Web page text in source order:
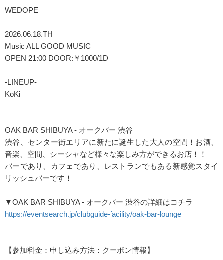
WEDOPE
2026.06.18.TH
Music ALL GOOD MUSIC
OPEN 21:00 DOOR:￥1000/1D
-LINEUP-
KoKi
OAK BAR SHIBUYA - オークバー 渋谷
渋谷、センター街エリアに新たに誕生した大人の空間！お酒、
音楽、空間、シーシャなど様々な楽しみ方ができるお店！！
バーであり、カフェであり、レストランでもある新感覚スタイ
リッシュバーです！
▼OAK BAR SHIBUYA - オークバー 渋谷の詳細はコチラ
https://eventsearch.jp/clubguide-facility/oak-bar-lounge
【参加料金：申し込み方法：クーポン情報】